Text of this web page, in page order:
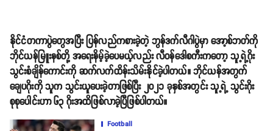
နိုင်ငံတကာပွဲတွေအပြီး ပြန်လည်ကစားခဲ့တဲ့ ဘွန်ဒက်လီဂါပွဲမှာ အော့စ်ဘတ်ကို
ဘိုင်ယန်မြူးနစ်တို့ အရေးနိမ့်ခဲ့ပေမယ့်လည်း လီဝန်ဒေါစကီးကတော့ သူ့ရဲ့ဂိုး
သွင်းစံချိန်ကောင်းကို ဆက်လက်ထိန်းသိမ်းနိုင်ခဲ့ပါတယ်။ ဘိုင်ယန်အတွက်
ချေပဂိုးကို သူက သွင်းယူပေးခဲ့တာဖြစ်ပြီး ၂၀၂၁ ခုနှစ်အတွင်း သူ့ရဲ့ သွင်းဂိုး
စုစုပေါင်းဟာ ၆၃ ဂိုးအထိဖြစ်လာခဲ့ပြီဖြစ်ပါတယ်။
Football